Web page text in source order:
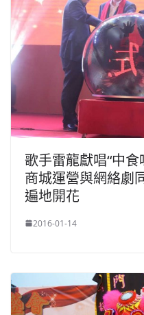
歌手雷龍獻唱“中
商城運營與網絡劇
遍地開花
2016-01-14